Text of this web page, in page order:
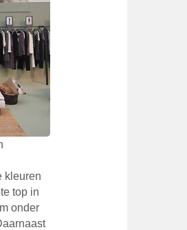
kleuren
top in
onder